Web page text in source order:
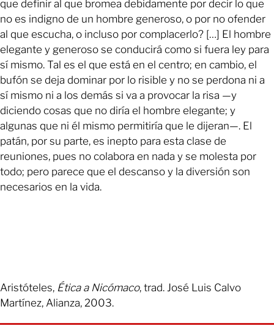
que definir al que bromea debidamente por decir lo que
no es indigno de un hombre generoso, o por no ofender
al que escucha, o incluso por complacerlo? […] El hombre
elegante y generoso se conducirá como si fuera ley para
sí mismo. Tal es el que está en el centro; en cambio, el
bufón se deja dominar por lo risible y no se perdona ni a
sí mismo ni a los demás si va a provocar la risa —y
diciendo cosas que no diría el hombre elegante; y
algunas que ni él mismo permitiría que le dijeran—. El
patán, por su parte, es inepto para esta clase de
reuniones, pues no colabora en nada y se molesta por
todo; pero parece que el descanso y la diversión son
necesarios en la vida.
Aristóteles, Ética a Nicómaco, trad. José Luis Calvo
Martínez, Alianza, 2003.